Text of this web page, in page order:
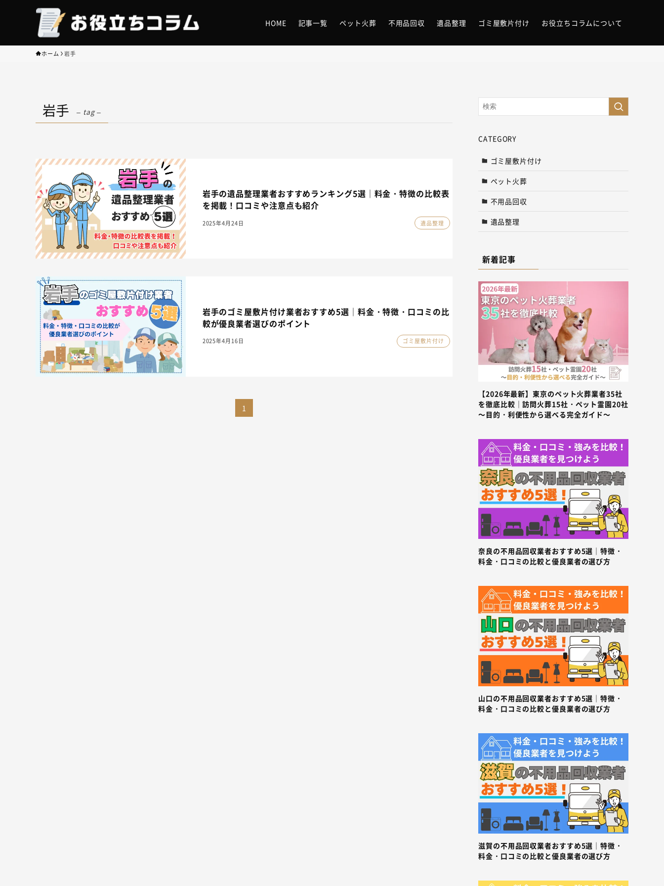
HOME 記事一覧 ペット火葬 不用品回収 遺品整理 ゴミ屋敷片付け お役立ちコラムについて
ホーム 岩手
岩手 – tag –
岩手の遺品整理業者おすすめランキング5選｜料金・特徴の比較表
を掲載！口コミや注意点も紹介
2025年4月24日 遺品整理
岩手のゴミ屋敷片付け業者おすすめ5選｜料金・特徴・口コミの比
較が優良業者選びのポイント
2025年4月16日 ゴミ屋敷片付け
1
CATEGORY
ゴミ屋敷片付け
ペット火葬
不用品回収
遺品整理
新着記事
【2026年最新】東京のペット火葬業者35社
を徹底比較｜訪問火葬15社・ペット霊園20社
～目的・利便性から選べる完全ガイド～
奈良の不用品回収業者おすすめ5選｜特徴・
料金・口コミの比較と優良業者の選び方
山口の不用品回収業者おすすめ5選｜特徴・
料金・口コミの比較と優良業者の選び方
滋賀の不用品回収業者おすすめ5選｜特徴・
料金・口コミの比較と優良業者の選び方